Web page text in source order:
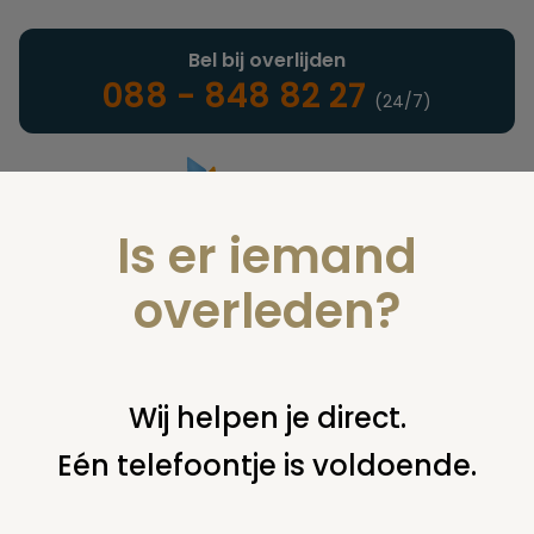
Landelijke uitvaartonderneming
Bel bij overlijden
088 - 848 82 27 (24/7)
U bent hier: home nieuws & agenda nieuws
Is er iemand
overleden?
Wij helpen je direct.
Eén telefoontje is voldoende.